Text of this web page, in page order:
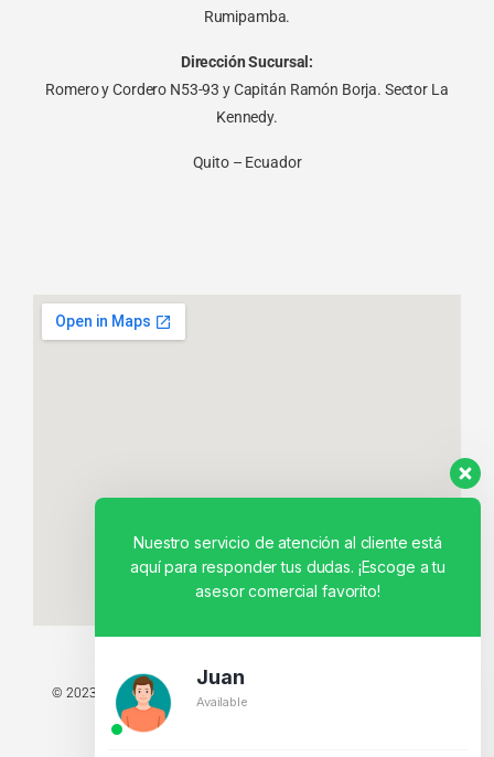
Rumipamba.
Dirección Sucursal:
Romero y Cordero N53-93 y Capitán Ramón Borja. Sector La
Kennedy.
Quito – Ecuador
© 2023 TODOS LOS DERECHOS RESERVADOS - TECNIT TU TIENDA
TECNOLÓGICA.
Nuestro servicio de atención al cliente está
aquí para responder tus dudas. ¡Escoge a tu
asesor comercial favorito!
Juan
Available